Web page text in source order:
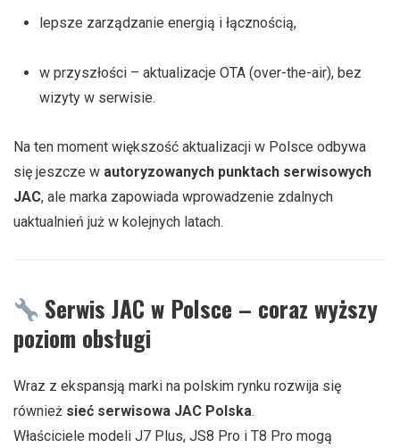
lepsze zarządzanie energią i łącznością,
w przyszłości – aktualizacje OTA (over-the-air), bez
wizyty w serwisie.
Na ten moment większość aktualizacji w Polsce odbywa
się jeszcze w autoryzowanych punktach serwisowych
JAC, ale marka zapowiada wprowadzenie zdalnych
uaktualnień już w kolejnych latach.
Serwis JAC w Polsce – coraz wyższy
poziom obsługi
Wraz z ekspansją marki na polskim rynku rozwija się
również sieć serwisowa JAC Polska.
Właściciele modeli J7 Plus, JS8 Pro i T8 Pro mogą